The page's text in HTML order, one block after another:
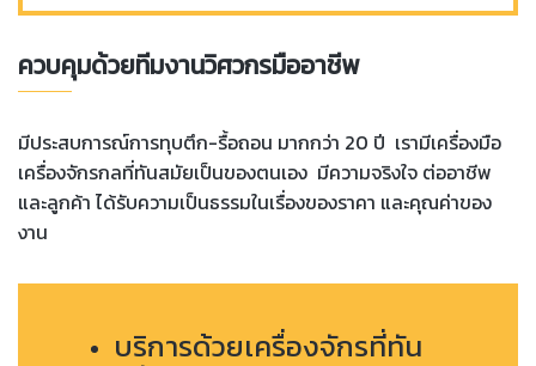
ควบคุมด้วยทีมงานวิศวกรมืออาชีพ
มีประสบการณ์การทุบตึก-รื้อถอน มากกว่า 20 ปี เรามีเครื่องมือ
เครื่องจักรกลที่ทันสมัยเป็นของตนเอง มีความจริงใจ ต่ออาชีพ
และลูกค้า ได้รับความเป็นธรรมในเรื่องของราคา และคุณค่าของ
งาน
บริการด้วยเครื่องจักรที่ทัน